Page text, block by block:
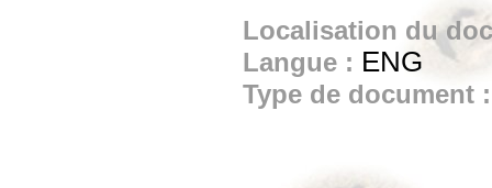
Localisation du
Langue : ENG
Type de document